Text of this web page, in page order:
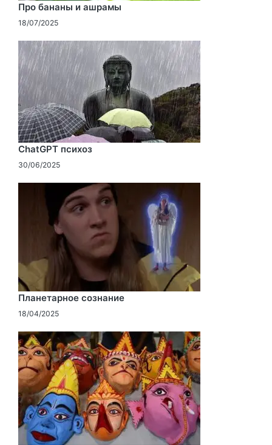
Про бананы и ашрамы
18/07/2025
ChatGPT психоз
30/06/2025
Планетарное сознание
18/04/2025